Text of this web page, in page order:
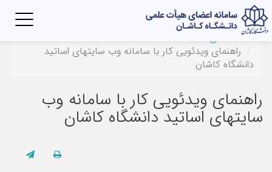
صفحه‌اصلی
راهنمای ویدئویی کار با سامانه وب سایتهای اساتید
دانشگاه کاشان
راهنمای ویدئویی کار با سامانه وب
سایتهای اساتید دانشگاه کاشان